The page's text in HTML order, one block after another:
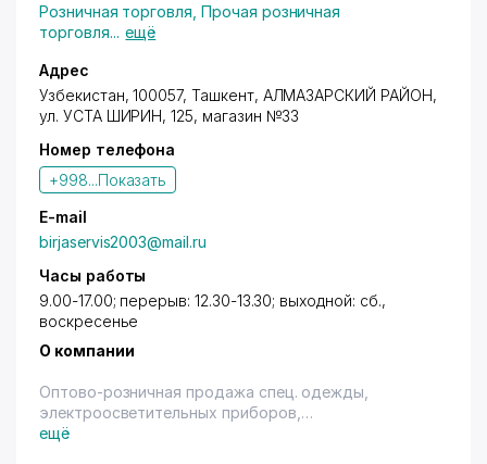
Розничная торговля ,Прочая розничная
торговля... ещё
Адрес
Узбекистан, 100057, Ташкент, АЛМАЗАРСКИЙ РАЙОН,
ул. УСТА ШИРИН, 125, магазин №33
Номер телефона
+998...Показать
E-mail
birjaservis2003@mail.ru
Часы работы
9.00-17.00; перерыв: 12.30-13.30; выходной: сб.,
воскресенье
О компании
Оптово-розничная продажа спец. одежды,
электроосветительных приборов,
электроборудования. Имеется терминал.
ещё